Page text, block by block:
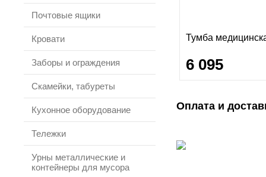
Почтовые ящики
Кровати
Заборы и ограждения
Скамейки, табуреты
Кухонное оборудование
Тележки
Урны металлические и
контейнеры для мусора
Тумба
6 095
Оплата и